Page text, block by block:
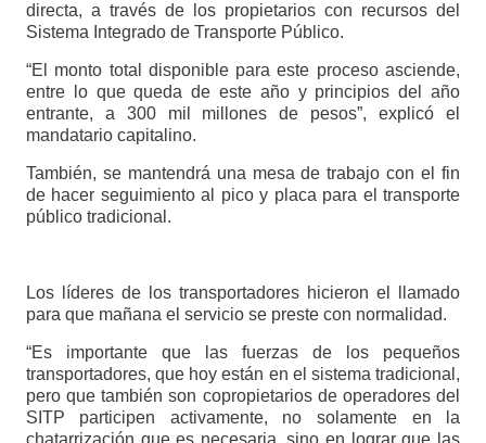
directa, a través de los propietarios con recursos del
Sistema Integrado de Transporte Público.
“El monto total disponible para este proceso asciende,
entre lo que queda de este año y principios del año
entrante, a 300 mil millones de pesos”, explicó el
mandatario capitalino.
También, se mantendrá una mesa de trabajo con el fin
de hacer seguimiento al pico y placa para el transporte
público tradicional.
Los líderes de los transportadores hicieron el llamado
para que mañana el servicio se preste con normalidad.
“Es importante que las fuerzas de los pequeños
transportadores, que hoy están en el sistema tradicional,
pero que también son copropietarios de operadores del
SITP participen activamente, no solamente en la